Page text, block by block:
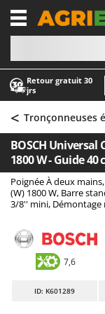
Retour gratuit 30
jrs
-1
A
Abris de jardin
Accessoires
Aérateurs
Arracheuses
Aspirateurs -
Aspirateurs
Aspirateurs
Aspirateurs
Aspirateurs
A
AgriEuro
AgriEuro
AGT
Aima
Airmec
ALA 2000
Alce
< Tronçonneuses
BOSCH Universal
1800 W - Guide 40
Poignée À deux
(W) 1800 W, Barre
3/8'' mini, Démontage
7,6
ID: K601289